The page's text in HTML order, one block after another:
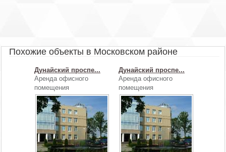
Похожие объекты в Московском районе
Дунайский проспе...
Аренда офисного
помещения
Дунайский проспе...
Аренда офисного
помещения